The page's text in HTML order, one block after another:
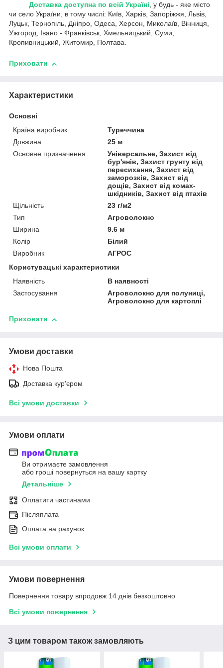
Доставка доступна по всій Україні, у будь - яке місто
чи село України, в тому числі: Київ, Харків, Запоріжжя, Львів,
Луцьк, Тернопіль, Дніпро, Одеса, Херсон, Миколаїв, Вінниця,
Ужгород, Івано - Франківськ, Хмельницький, Суми,
Кропивницький, Житомир, Полтава.
Приховати
Характеристики
Основні
Країна виробник
Туреччина
Довжина
25 м
Основне призначення
Універсальне, Захист від
бур'янів, Захист грунту від
пересихання, Захист від
заморозків, Захист від
дощів, Захист від комах-
шкідників, Захист від птахів
Щільність
23 г/м2
Тип
Агроволокно
Ширина
9.6 м
Колір
Білий
Виробник
АГРОС
Користувацькі характеристики
Наявність
В наявності
Застосування
Агроволокно для полуниці,
Агроволокно для картоплі
Приховати
Умови доставки
Нова Пошта
Доставка кур'єром
Всі умови доставки
Умови оплати
Ви отримаєте замовлення
або гроші повернуться на вашу картку
Детальніше
Оплатити частинами
Післяплата
Оплата на рахунок
Всі умови оплати
Умови повернення
Повернення товару впродовж 14 днів безкоштовно
Всі умови повернення
З цим товаром також замовляють